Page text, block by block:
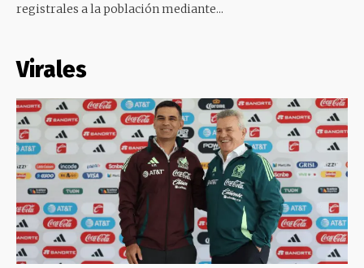
registrales a la población mediante...
Virales